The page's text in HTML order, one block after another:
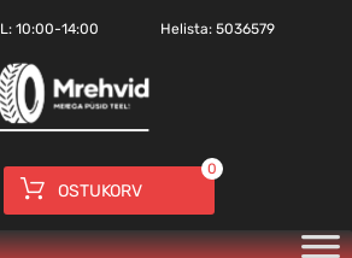
L: 10:00-14:00 Helista:5036579
OSTUKORV
0